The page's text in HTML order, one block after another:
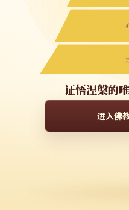
证悟涅槃的
进入佛